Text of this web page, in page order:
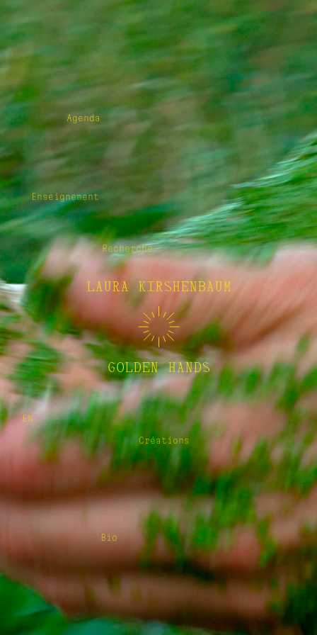
LAURA KIRSHENBAUM
GOLDEN HANDS
Créations
Recherche
Bio
Agenda
Enseignement
EN